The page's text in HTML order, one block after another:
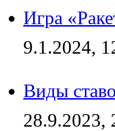
Игра
9.1.2024,
Виды
28.9.2023,